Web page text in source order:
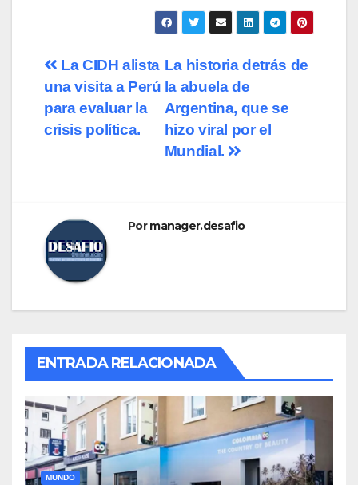
La historia detrás de
la abuela de
Argentina, que se
hizo viral por el
Mundial.
La CIDH alista
una visita a Perú
para evaluar la
crisis política.
Pormanager.desafio
ENTRADA RELACIONADA
MUNDO